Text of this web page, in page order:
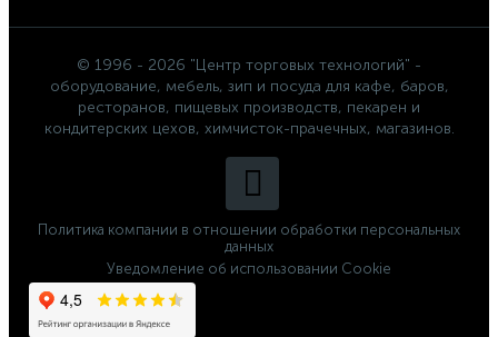
© 1996 - 2026 "Центр торговых технологий" -
оборудование, мебель, зип и посуда для кафе, баров,
ресторанов, пищевых производств, пекарен и
кондитерских цехов, химчисток-прачечных, магазинов.
Политика компании в отношении обработки персональных
данных
Уведомление об использовании Cookie